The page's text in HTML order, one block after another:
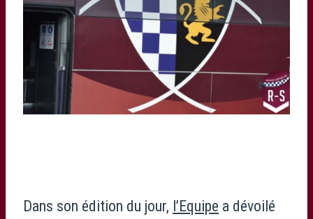
Dans son édition du jour, l’Equipe a dévoilé